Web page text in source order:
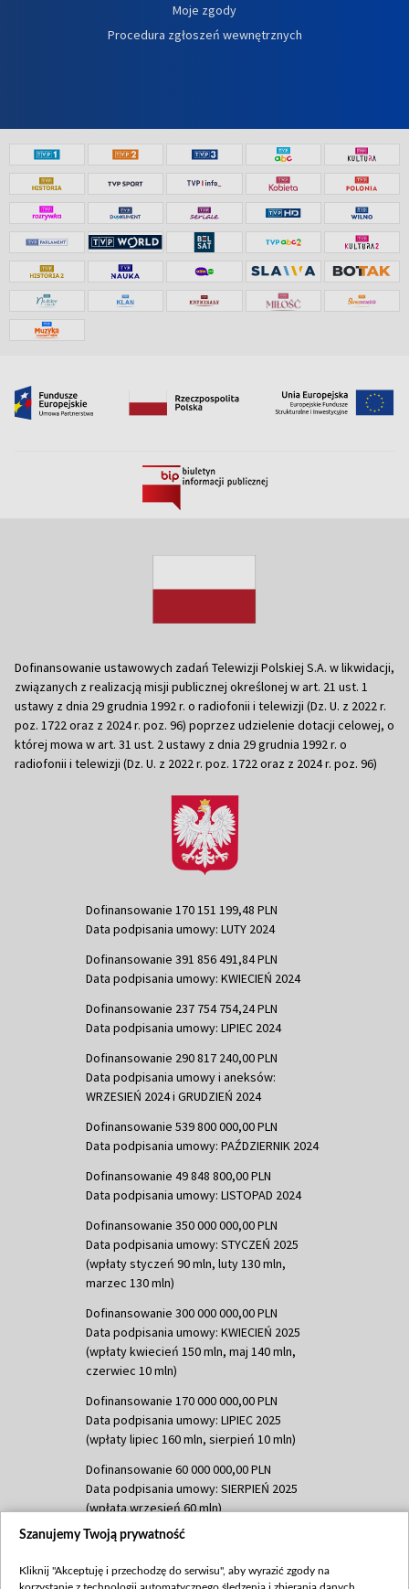
Moje zgody
Procedura zgłoszeń wewnętrznych
Dofinansowanie ustawowych zadań Telewizji Polskiej S.A. w likwidacji,
związanych z realizacją misji publicznej określonej w art. 21 ust. 1
ustawy z dnia 29 grudnia 1992 r. o radiofonii i telewizji (Dz. U. z 2022 r.
poz. 1722 oraz z 2024 r. poz. 96) poprzez udzielenie dotacji celowej, o
której mowa w art. 31 ust. 2 ustawy z dnia 29 grudnia 1992 r. o
radiofonii i telewizji (Dz. U. z 2022 r. poz. 1722 oraz z 2024 r. poz. 96)
Dofinansowanie 170 151 199,48 PLN
Data podpisania umowy: LUTY 2024
Dofinansowanie 391 856 491,84 PLN
Data podpisania umowy: KWIECIEŃ 2024
Dofinansowanie 237 754 754,24 PLN
Data podpisania umowy: LIPIEC 2024
Dofinansowanie 290 817 240,00 PLN
Data podpisania umowy i aneksów:
WRZESIEŃ 2024 i GRUDZIEŃ 2024
Dofinansowanie 539 800 000,00 PLN
Data podpisania umowy: PAŹDZIERNIK 2024
Dofinansowanie 49 848 800,00 PLN
Data podpisania umowy: LISTOPAD 2024
Dofinansowanie 350 000 000,00 PLN
Data podpisania umowy: STYCZEŃ 2025
(wpłaty styczeń 90 mln, luty 130 mln,
marzec 130 mln)
Dofinansowanie 300 000 000,00 PLN
Data podpisania umowy: KWIECIEŃ 2025
(wpłaty kwiecień 150 mln, maj 140 mln,
czerwiec 10 mln)
Dofinansowanie 170 000 000,00 PLN
Data podpisania umowy: LIPIEC 2025
(wpłaty lipiec 160 mln, sierpień 10 mln)
Dofinansowanie 60 000 000,00 PLN
Data podpisania umowy: SIERPIEŃ 2025
(wpłata wrzesień 60 mln)
Dofinansowanie 635 783 051,21 PLN
(wpłata wrzesień 100 mln, październik 350
Szanujemy Twoją prywatność
Kliknij "Akceptuję i przechodzę do serwisu", aby wyrazić zgody na